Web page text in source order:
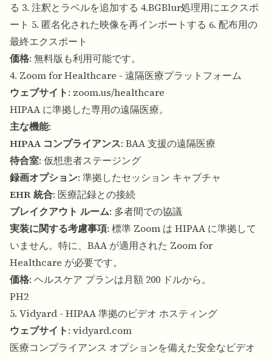
る 3. 注釈とラベルを追加する 4.BGBlur処理用にエクスポ
ート 5. 匿名化された映像を再インポートする 6. 配布用の
最終エクスポート
価格: 無料版も利用可能です。
4. Zoom for Healthcare - 遠隔医療プラットフォーム
ウェブサイト: zoom.us/healthcare
HIPAA に準拠した専用の遠隔医療。
主な機能:
HIPAA コンプライアンス: BAA 支援の遠隔医療
待合室: 仮想患者ステージング
録画オプション: 準拠したセッション キャプチャ
EHR 統合: 医療記録との接続
ブレイクアウト ルーム: 多者間での協議
実装に関する考慮事項: 標準 Zoom は HIPAA に準拠して
いません。特に、BAA が適用された Zoom for
Healthcare が必要です。
価格: ヘルスケア プランは月額 200 ドルから。
PH2
5. Vidyard - HIPAA 準拠のビデオ ホスティング
ウェブサイト: vidyard.com
医療コンプライアンス オプションを備えた安全なビデオ